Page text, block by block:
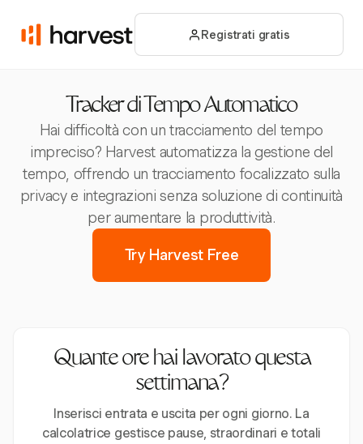
Registrati gratis
Tracker di Tempo Automatico
Hai difficoltà con un tracciamento del tempo
impreciso? Harvest automatizza la gestione del
tempo, offrendo un tracciamento focalizzato sulla
privacy e integrazioni senza soluzione di continuità
per aumentare la produttività.
Try Harvest Free
Quante ore hai lavorato questa
settimana?
Inserisci entrata e uscita per ogni giorno. La
calcolatrice gestisce pause, straordinari e totali